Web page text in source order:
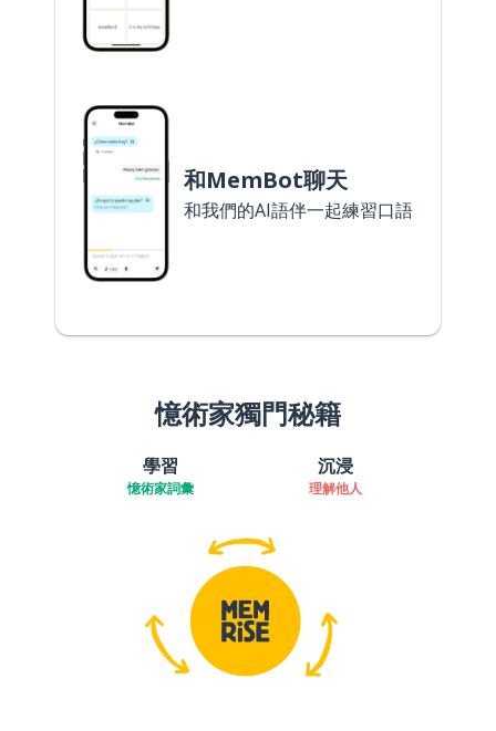
和MemBot聊天
和我們的AI語伴一起練習口語
憶術家獨門秘籍
學習
憶術家詞彙
沉浸
理解他人